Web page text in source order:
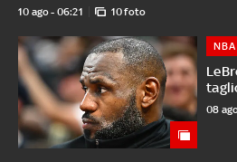
10 ago - 06:21 10 foto
NBA
08